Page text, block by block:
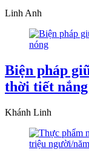
Linh Anh
Biện pháp
thời tiết
Khánh Linh